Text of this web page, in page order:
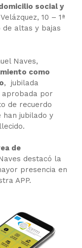
social y
10 – 1ª
de altas y bajas
Naves,
como
, jubilada
aprobada por
de recuerdo
han jubilado y
de
destacó la
presencia en
APP.